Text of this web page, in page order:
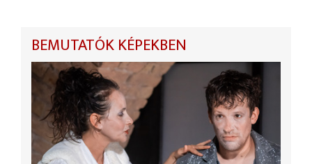
BEMUTATÓK KÉPEKBEN